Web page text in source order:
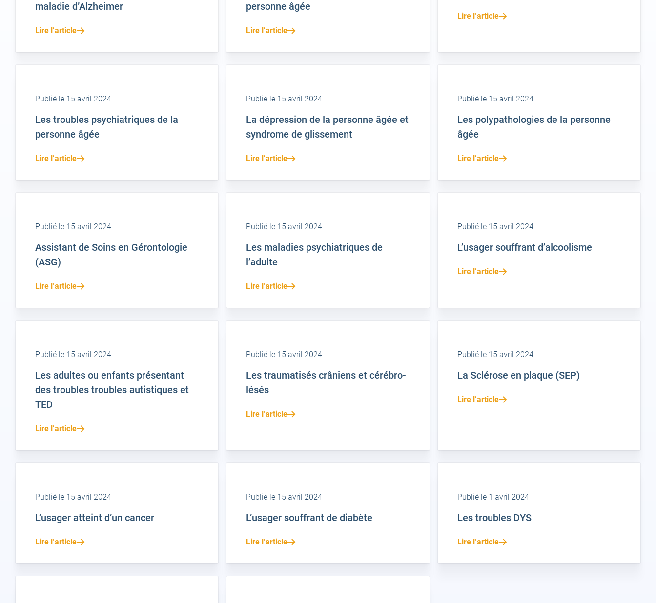
maladie d’Alzheimer
Lire l’article
personne âgée
Lire l’article
Lire l’article
Publié le 15 avril 2024
Les troubles psychiatriques de la
personne âgée
Lire l’article
Publié le 15 avril 2024
La dépression de la personne âgée et
syndrome de glissement
Lire l’article
Publié le 15 avril 2024
Les polypathologies de la personne
âgée
Lire l’article
Publié le 15 avril 2024
Assistant de Soins en Gérontologie
(ASG)
Lire l’article
Publié le 15 avril 2024
Les maladies psychiatriques de
l’adulte
Lire l’article
Publié le 15 avril 2024
L’usager souffrant d’alcoolisme
Lire l’article
Publié le 15 avril 2024
Les adultes ou enfants présentant
des troubles troubles autistiques et
TED
Lire l’article
Publié le 15 avril 2024
Les traumatisés crâniens et cérébro-
lésés
Lire l’article
Publié le 15 avril 2024
La Sclérose en plaque (SEP)
Lire l’article
Publié le 15 avril 2024
L’usager atteint d’un cancer
Lire l’article
Publié le 15 avril 2024
L’usager souffrant de diabète
Lire l’article
Publié le 1 avril 2024
Les troubles DYS
Lire l’article